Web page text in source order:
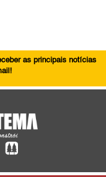
as principais notícias